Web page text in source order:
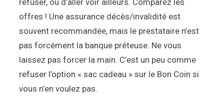
offres ! Une assurance décès/invalidité est
souvent recommandée, mais le prestataire n’est
pas forcément la banque prêteuse. Ne vous
laissez pas forcer la main. C’est un peu comme
refuser l’option « sac cadeau » sur le Bon Coin si
vous n’en voulez pas.